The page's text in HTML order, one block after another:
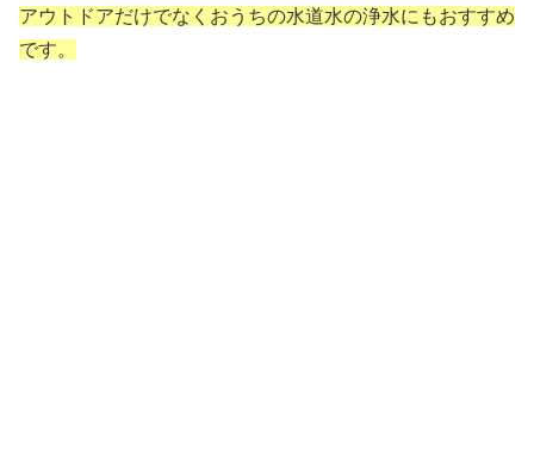
アウトドアだけでなくおうちの水道水の浄水にもおすすめ
です。